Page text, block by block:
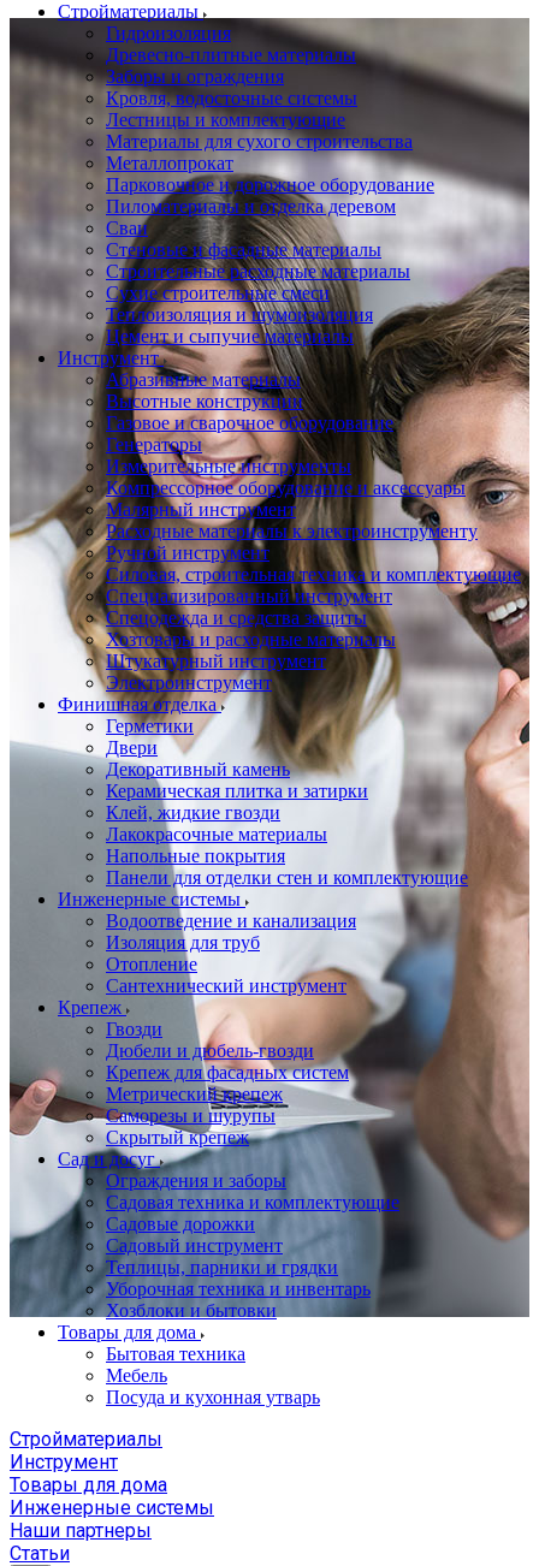
Стройматериалы
Гидроизоляция
Древесно-плитные материалы
Заборы и ограждения
Кровля, водосточные системы
Лестницы и комплектующие
Материалы для сухого строительства
Металлопрокат
Парковочное и дорожное оборудование
Пиломатериалы и отделка деревом
Сваи
Стеновые и фасадные материалы
Строительные расходные материалы
Сухие строительные смеси
Теплоизоляция и шумоизоляция
Цемент и сыпучие материалы
Инструмент
Абразивные материалы
Высотные конструкции
Газовое и сварочное оборудование
Генераторы
Измерительные инструменты
Компрессорное оборудование и аксессуары
Малярный инструмент
Расходные материалы к электроинструменту
Ручной инструмент
Силовая, строительная техника и комплектующие
Специализированный инструмент
Спецодежда и средства защиты
Хозтовары и расходные материалы
Штукатурный инструмент
Электроинструмент
Финишная отделка
Герметики
Двери
Декоративный камень
Керамическая плитка и затирки
Клей, жидкие гвозди
Лакокрасочные материалы
Напольные покрытия
Панели для отделки стен и комплектующие
Инженерные системы
Водоотведение и канализация
Изоляция для труб
Отопление
Сантехнический инструмент
Крепеж
Гвозди
Дюбели и дюбель-гвозди
Крепеж для фасадных систем
Метрический крепеж
Саморезы и шурупы
Скрытый крепеж
Сад и досуг
Ограждения и заборы
Садовая техника и комплектующие
Садовые дорожки
Садовый инструмент
Теплицы, парники и грядки
Уборочная техника и инвентарь
Хозблоки и бытовки
Товары для дома
Бытовая техника
Мебель
Посуда и кухонная утварь
Стройматериалы
Инструмент
Товары для дома
Инженерные системы
Наши партнеры
Статьи